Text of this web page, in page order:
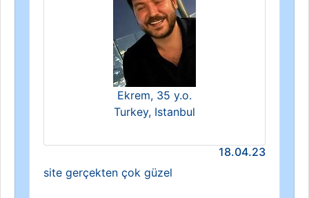
Ekrem, 35 y.o.
Turkey, Istanbul
18.04.23
site gerçekten çok güzel